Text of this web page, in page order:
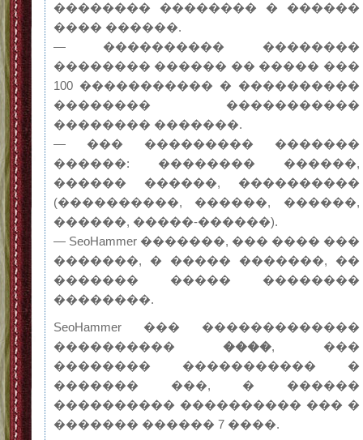
�������� �������� � ������
���� ������.
— ���������� ��������
�������� ������ �� ����� ���
100 ����������� � ����������
�������� �����������
�������� �������.
— ��� ��������� �������
������: �������� ������,
������ ������, ����������
(����������, ������, ������,
������, �����-������).
— SeoHammer �������, ��� ���� ���
�������, � ����� �������, ��
������� ����� ��������
��������.
SeoHammer ��� �������������
��������������, ���
�������� ����������� �
������� ���, � ������
���������� ���������� ��� �
������� ������ 7 ����.